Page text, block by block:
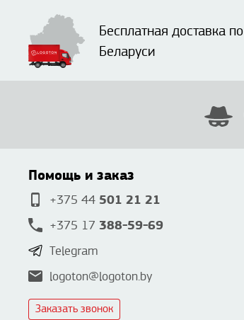
Бесплатная доставка по
Беларуси
Помощь и заказ
+375 44 501 21 21
+375 17 388-59-69
Telegram
logoton@logoton.by
Заказать звонок